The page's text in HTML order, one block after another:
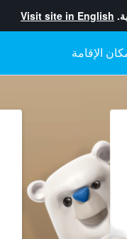
Visit site in English
الإقامة